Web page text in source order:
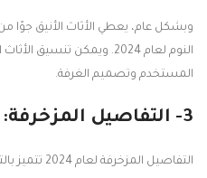
وبشكل عام، يعطي الأثاث الأنيق جوًا من
النوم لعام 2024. ويمكن
المستخدم وتصميم الغرفة.
3- التفاصيل المزخرفة:
التفاصيل